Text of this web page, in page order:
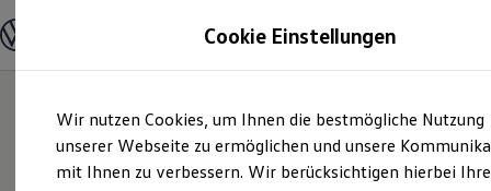
Hauptinhalt
springen
Footer
springen
Modelle und Konfigurator
Modelle vergleichen
Elektroautos
ENERGY Sondermodelle
Nutzfahrzeuge
SUV und CUV
Cookie Einstellungen
Wir nutzen Cookies, um Ihnen die bestmögliche Nutzung
unserer Webseite zu ermöglichen und unsere
mit Ihnen zu verbessern. Wir berücksichtigen hierbei Ihre